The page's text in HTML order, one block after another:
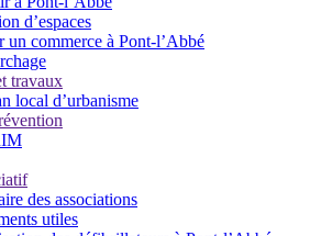
d’espaces
un commerce à Pont-l’Abbé
travaux
local d’urbanisme
des associations
utiles